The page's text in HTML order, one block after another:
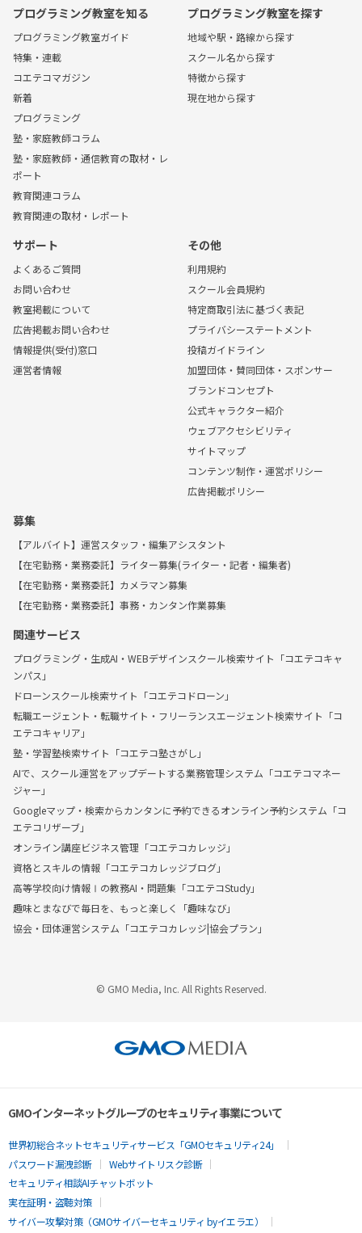
プログラミング教室を知る
プログラミング教室ガイド
特集・連載
コエテコマガジン
新着
プログラミング
塾・家庭教師コラム
塾・家庭教師・通信教育の取材・レ
ポート
教育関連コラム
教育関連の取材・レポート
プログラミング教室を探す
地域や駅・路線から探す
スクール名から探す
特徴から探す
現在地から探す
サポート
よくあるご質問
お問い合わせ
教室掲載について
広告掲載お問い合わせ
情報提供(受付)窓口
運営者情報
その他
利用規約
スクール会員規約
特定商取引法に基づく表記
プライバシーステートメント
投稿ガイドライン
加盟団体・賛同団体・スポンサー
ブランドコンセプト
公式キャラクター紹介
ウェブアクセシビリティ
サイトマップ
コンテンツ制作・運営ポリシー
広告掲載ポリシー
募集
【アルバイト】運営スタッフ・編集アシスタント
【在宅勤務・業務委託】ライター募集(ライター・記者・編集者)
【在宅勤務・業務委託】カメラマン募集
【在宅勤務・業務委託】事務・カンタン作業募集
関連サービス
プログラミング・生成AI・WEBデザインスクール検索サイト「コエテコキャ
ンパス」
ドローンスクール検索サイト「コエテコドローン」
転職エージェント・転職サイト・フリーランスエージェント検索サイト「コ
エテコキャリア」
塾・学習塾検索サイト「コエテコ塾さがし」
AIで、スクール運営をアップデートする業務管理システム「コエテコマネー
ジャー」
Googleマップ・検索からカンタンに予約できるオンライン予約システム「コ
エテコリザーブ」
オンライン講座ビジネス管理「コエテコカレッジ」
資格とスキルの情報「コエテコカレッジブログ」
高等学校向け情報Ⅰの教務AI・問題集「コエテコStudy」
趣味とまなびで毎日を、もっと楽しく「趣味なび」
協会・団体運営システム「コエテコカレッジ|協会プラン」
© GMO Media, Inc. All Rights Reserved.
GMOインターネットグループのセキュリティ事業について
世界初総合ネットセキュリティサービス「GMOセキュリティ24」
パスワード漏洩診断
Webサイトリスク診断
セキュリティ相談AIチャットボット
実在証明・盗聴対策
サイバー攻撃対策（GMOサイバーセキュリティ byイエラエ）